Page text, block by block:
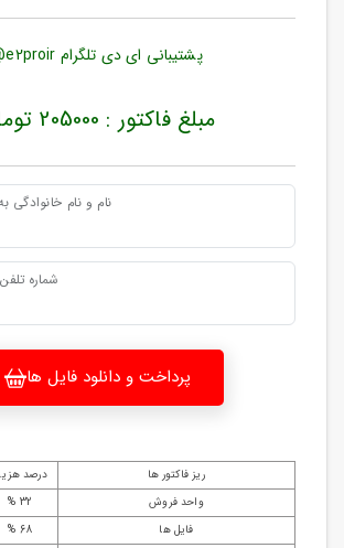
پشتیبانی ای دی تلگرام e2proir@
مبلغ فاکتور : 205000 تومان
نام و نام خانوادگی
شماره
پرداخت و دانلود فایل ها
ریز فاکتور ها درصد
واحد فروش
32 %
فایل ها
68 %